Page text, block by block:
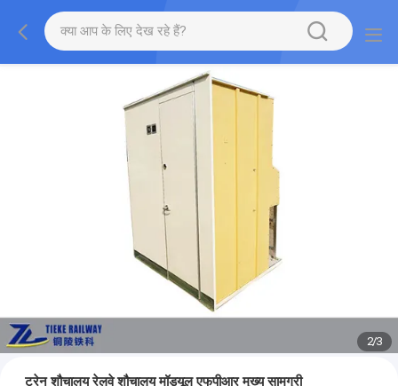
2/3
ट्रेन शौचालय रेलवे शौचालय मॉड्यूल एफपीआर मुख्य सामग्री